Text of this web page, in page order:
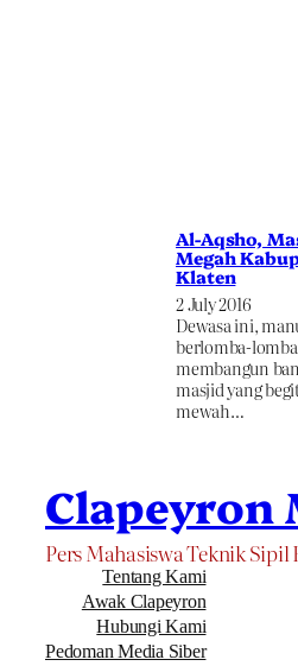
Al-Aqsho,
Megah
Klaten
2 July 2016
Dewasa ini,
berlomba-lomba
membangun
masjid yang
mewah…
Clapeyron
Pers Mahasiswa Teknik Sipil
Tentang Kami
Awak Clapeyron
Hubungi Kami
Pedoman Media Siber